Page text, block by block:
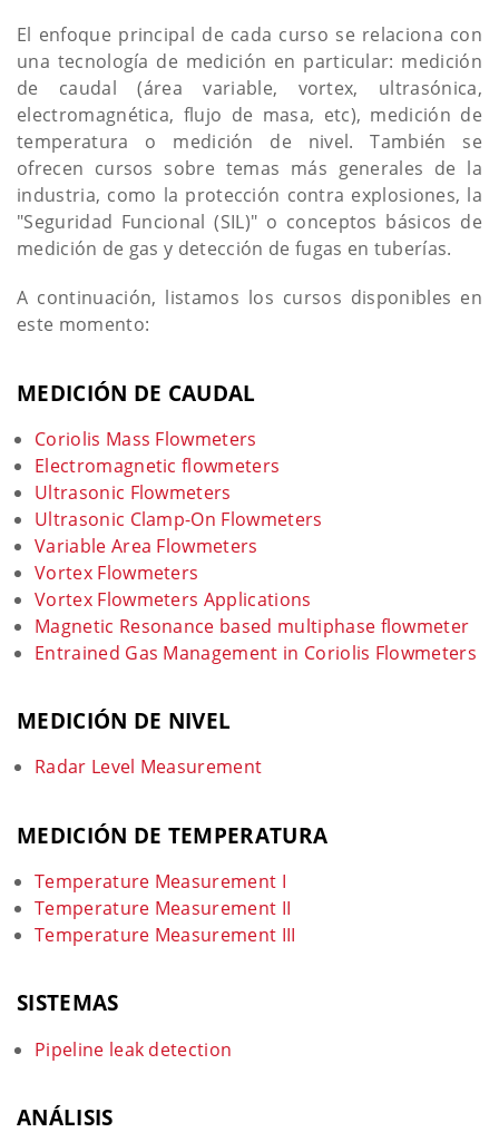
El enfoque principal de cada curso se relaciona con
una tecnología de medición en particular: medición
de caudal (área variable, vortex, ultrasónica,
electromagnética, flujo de masa, etc), medición de
temperatura o medición de nivel. También se
ofrecen cursos sobre temas más generales de la
industria, como la protección contra explosiones, la
"Seguridad Funcional (SIL)" o conceptos básicos de
medición de gas y detección de fugas en tuberías.
A continuación, listamos los cursos disponibles en
este momento:
MEDICIÓN DE CAUDAL
Coriolis Mass Flowmeters
Electromagnetic flowmeters
Ultrasonic Flowmeters
Ultrasonic Clamp-On Flowmeters
Variable Area Flowmeters
Vortex Flowmeters
Vortex Flowmeters Applications
Magnetic Resonance based multiphase flowmeter
Entrained Gas Management in Coriolis Flowmeters
MEDICIÓN DE NIVEL
Radar Level Measurement
MEDICIÓN DE TEMPERATURA
Temperature Measurement I
Temperature Measurement II
Temperature Measurement III
SISTEMAS
Pipeline leak detection
ANÁLISIS